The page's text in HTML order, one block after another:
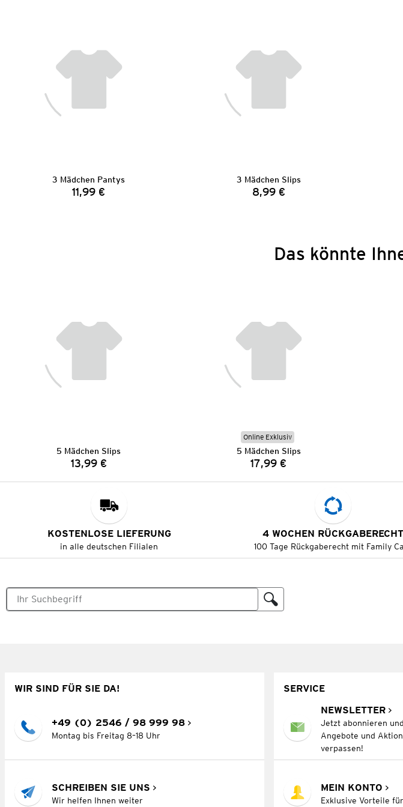
3 Mädchen Pantys
Preis:
11,99 €
3 Mädchen Slips
Preis:
8,99 €
Das könnte
5 Mädchen Slips
Preis:
13,99 €
Online Exklusiv
5 Mädchen Slips
Preis:
17,99 €
KOSTENLOSE LIEFERUNG
in alle deutschen Filialen
4 WOCHEN RÜCKGABERECHT
100 Tage Rückgaberecht mit Family
WIR SIND FÜR SIE DA!
+49 (0) 2546 / 98 999 98
Montag bis Freitag 8–18 Uhr
SCHREIBEN SIE UNS
Wir helfen Ihnen weiter
SERVICE
NEWSLETTER
Jetzt abonnieren
Angebote und
verpassen!
MEIN KONTO
Exklusive Vorteile